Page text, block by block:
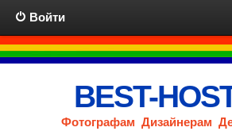
Войти
BEST-
Фотографам Дизайнерам